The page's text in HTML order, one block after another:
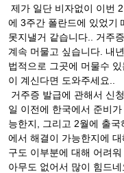
제가 일단 비자없이 이번
에 3주간 폴란드에 있었기
못지낼거 같습니다.. 거주
계속 머물고 싶습니다. 내
법적으로 그곳에 머물수
이 계신다면 도와주세요..
거주증 발급에 관해서 신
일 이전에 한국에서 준비
능한지, 그리고 2월에 출
에서 해결이 가능한지에
구도 이부분에 대해 어려
아무도 없어서 많이 힘드네